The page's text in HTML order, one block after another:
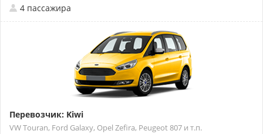
4 пассажира
Перевозчик: Kiwi
VW Touran, Ford Galaxy, Opel Zefira, Peugeot 807 и т.п.